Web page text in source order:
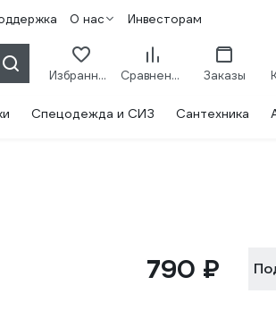
О нас Инвесторам
Избранное Сравнение Заказы
Спецодежда и СИЗ Сантехника
790 ₽